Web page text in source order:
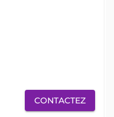
CONTACTEZ